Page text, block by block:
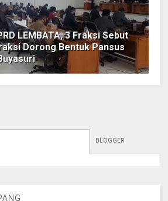
LEMBATA, 3 Fraksi Sebut
Dorong Bentuk Pansus
BLOGGER